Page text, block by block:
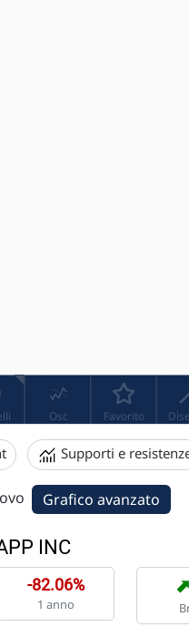
Supporti e
Grafico avanzato
INC
-82.06%
1 anno